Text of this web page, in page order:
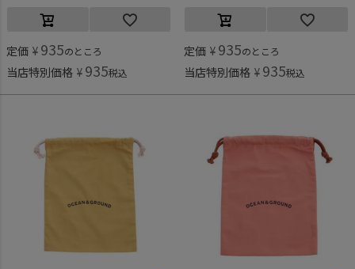
定価 ¥ 935のところ
当店特別価格 ¥ 935税込
定価 ¥ 935のところ
当店特別価格 ¥ 935税込